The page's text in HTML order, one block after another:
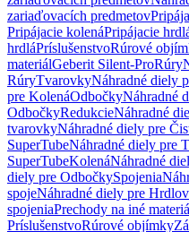
zariaďovacích predmetov
Pripájacie kolenáPripájacie
hrdláPríslušenstvoRúrové
materiálGeberit Silent-ProRúry
RúryTvarovkyNáhradné diely
pre KolenáOdbočkyNáhradné
OdbočkyRedukcieNáhradné
tvarovkyNáhradné diely pre
SuperTubeNáhradné diely pre
SuperTubeKolenáNáhradné
diely pre OdbočkySpojenia
spojeNáhradné diely pre
spojeniaPrechody na iné
PríslušenstvoRúrové objímky